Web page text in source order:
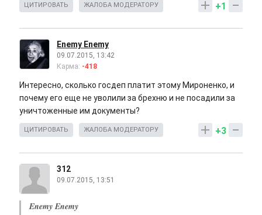
+1
ЦИТИРОВАТЬ ЖАЛОБА МОДЕРАТОРУ
Enemy Enemy
09.07.2015, 13:42
Карма: -418
Интересно, сколько госдеп платит этому Мироненко, и
почему его еще не уволили за брехню и не посадили за
уничтоженные им документы?
+3
ЦИТИРОВАТЬ ЖАЛОБА МОДЕРАТОРУ
312
09.07.2015, 13:51
Enemy Enemy